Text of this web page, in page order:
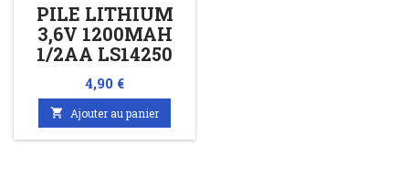
PILE LITHIUM
3,6V 1200MAH
1/2AA LS14250
SAFT
Prix
4,90 €
 Ajouter au panier